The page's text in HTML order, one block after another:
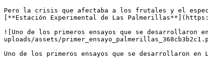
Pero la crisis que afectaba a los frutales y el
[**Estación Experimental de Las
![Uno de los primeros ensayos que se
uploads/assets/
Uno de los primeros ensayos que se desarrollaron